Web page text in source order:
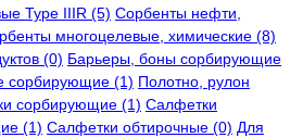
Type IIIR (5) Cорбенты нефти,
многоцелевые, химические (8)
(0) Барьеры, боны сорбирующие
сорбирующие (1) Полотно, рулон
сорбирующие (1) Салфетки
(1) Салфетки обтирочные (0) Для